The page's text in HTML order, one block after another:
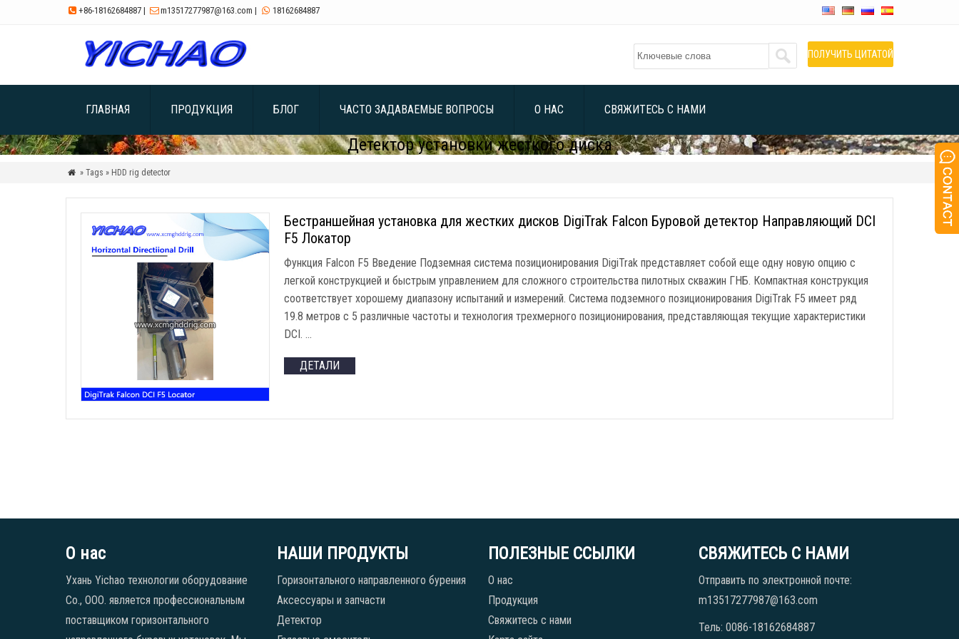
 +86-18162684887 | m13517277987@163.com |  18162684887
ПОЛУЧИТЬ ЦИТАТОЙ
ГЛАВНАЯ ПРОДУКЦИЯ БЛОГ ЧАСТО ЗАДАВАЕМЫЕ ВОПРОСЫ О НАС СВЯЖИТЕСЬ С НАМИ
Детектор установки жесткого диска
 » Tags » HDD rig detector
Бестраншейная установка для жестких дисков DigiTrak Falcon Буровой детектор Направляющий DCI
F5 Локатор
Функция Falcon F5 Введение Подземная система позиционирования DigiTrak представляет собой еще одну новую опцию с
легкой конструкцией и быстрым управлением для сложного строительства пилотных скважин ГНБ. Компактная конструкция
соответствует хорошему диапазону испытаний и измерений. Система подземного позиционирования DigiTrak F5 имеет ряд
19.8 метров с 5 различные частоты и технология трехмерного позиционирования, представляющая текущие характеристики
DCI. …
ДЕТАЛИ
О нас
Ухань Yichao технологии оборудование
Co., ООО. является профессиональным
поставщиком горизонтального
НАШИ ПРОДУКТЫ
Горизонтального направленного бурения
Аксессуары и запчасти
Детектор
ПОЛЕЗНЫЕ ССЫЛКИ
О нас
Продукция
Свяжитесь с нами
СВЯЖИТЕСЬ С НАМИ
Отправить по электронной почте:
m13517277987@163.com
Тель: 0086-18162684887